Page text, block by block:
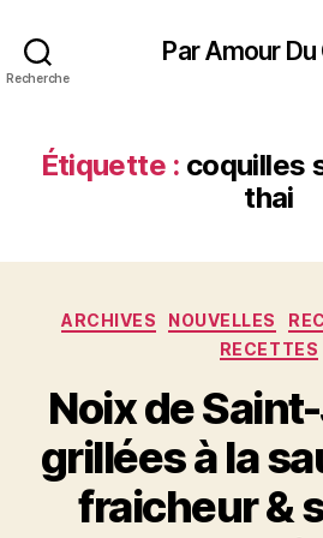
Recherche
Par Amour Du
Étiquette : coquilles
thai
ARCHIVES NOUVELLES
RECETTES
Noix de
grillées à la
fraicheur &